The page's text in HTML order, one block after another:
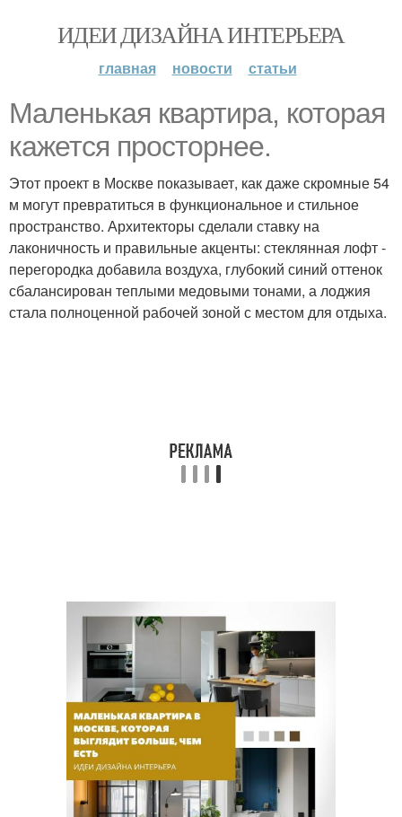
ИДЕИ ДИЗАЙНА ИНТЕРЬЕРА
главная новости статьи
Маленькая квартира, которая
кажется просторнее.
Этот проект в Москве показывает, как даже скромные 54
м могут превратиться в функциональное и стильное
пространство. Архитекторы сделали ставку на
лаконичность и правильные акценты: стеклянная лофт -
перегородка добавила воздуха, глубокий синий оттенок
сбалансирован теплыми медовыми тонами, а лоджия
стала полноценной рабочей зоной с местом для отдыха.